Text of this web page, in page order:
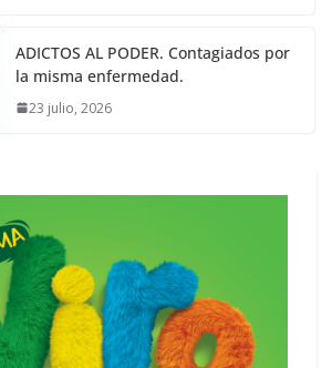
ADICTOS AL PODER. Contagiados por
la misma enfermedad.
23 julio, 2026